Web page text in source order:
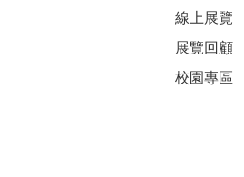
線上展覽
展覽回顧
校園專區